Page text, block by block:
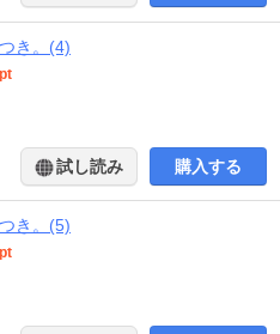
き。(4)
試し読み 購入する
き。(5)